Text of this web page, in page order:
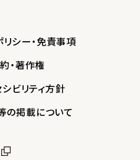
シー・免責事項
・著作権
ビリティ方針
の掲載について